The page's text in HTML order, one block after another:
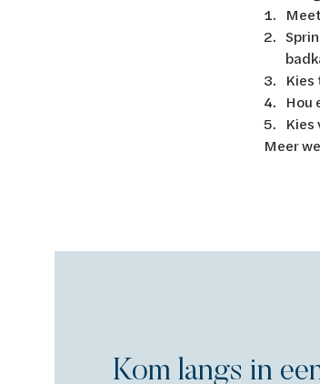
Kies
Hou
Kies
Meer
Kom langs in